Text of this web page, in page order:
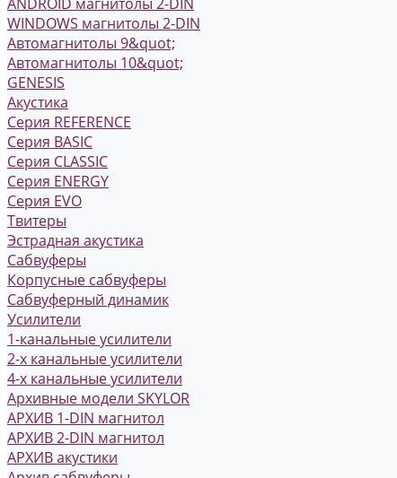
WINDOWS магнитолы 2-DIN
Автомагнитолы 9&quot;
Автомагнитолы 10&quot;
GENESIS
Акустика
Серия REFERENCE
Серия BASIC
Серия CLASSIC
Серия ENERGY
Серия EVO
Твитеры
Эстрадная акустика
Сабвуферы
Корпусные сабвуферы
Сабвуферный динамик
Усилители
1-канальные усилители
2-х канальные усилители
4-х канальные усилители
Архивные модели SKYLOR
АРХИВ 1-DIN магнитол
АРХИВ 2-DIN магнитол
АРХИВ акустики